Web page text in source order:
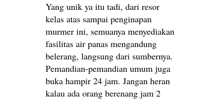
Yang unik ya itu tadi, dari resor
kelas atas sampai penginapan
murmer ini, semuanya menyediakan
fasilitas air panas mengandung
belerang, langsung dari sumbernya.
Pemandian-pemandian umum juga
buka hampir 24 jam. Jangan heran
kalau ada orang berenang jam 2